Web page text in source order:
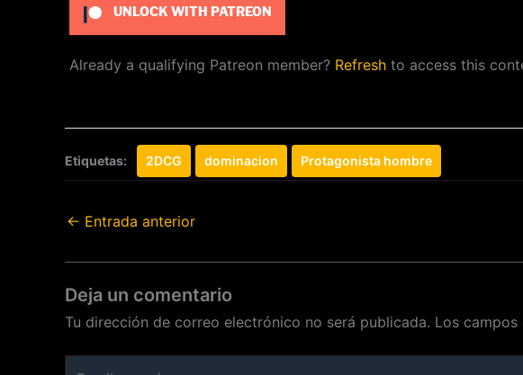
UNLOCK WITH PATREON
Already a qualifying Patreon member? Refresh to access this
Etiquetas: 2DCG dominacion Protagonista hombre
← Entrada anterior
Deja un comentario
Tu dirección de correo electrónico no será publicada. Los